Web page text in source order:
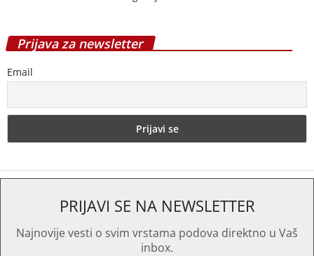
Prijava za newsletter
Email
PRIJAVI SE NA NEWSLETTER
Najnovije vesti o svim vrstama podova direktno u Vaš
inbox.